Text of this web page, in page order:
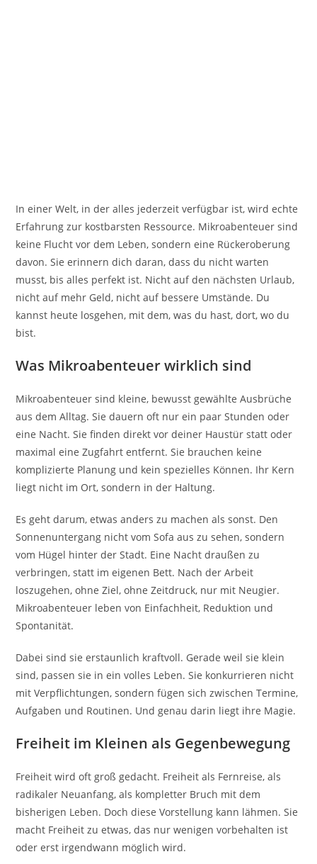
In einer Welt, in der alles jederzeit verfügbar ist, wird echte
Erfahrung zur kostbarsten Ressource. Mikroabenteuer sind
keine Flucht vor dem Leben, sondern eine Rückeroberung
davon. Sie erinnern dich daran, dass du nicht warten
musst, bis alles perfekt ist. Nicht auf den nächsten Urlaub,
nicht auf mehr Geld, nicht auf bessere Umstände. Du
kannst heute losgehen, mit dem, was du hast, dort, wo du
bist.
Was Mikroabenteuer wirklich sind
Mikroabenteuer sind kleine, bewusst gewählte Ausbrüche
aus dem Alltag. Sie dauern oft nur ein paar Stunden oder
eine Nacht. Sie finden direkt vor deiner Haustür statt oder
maximal eine Zugfahrt entfernt. Sie brauchen keine
komplizierte Planung und kein spezielles Können. Ihr Kern
liegt nicht im Ort, sondern in der Haltung.
Es geht darum, etwas anders zu machen als sonst. Den
Sonnenuntergang nicht vom Sofa aus zu sehen, sondern
vom Hügel hinter der Stadt. Eine Nacht draußen zu
verbringen, statt im eigenen Bett. Nach der Arbeit
loszugehen, ohne Ziel, ohne Zeitdruck, nur mit Neugier.
Mikroabenteuer leben von Einfachheit, Reduktion und
Spontanität.
Dabei sind sie erstaunlich kraftvoll. Gerade weil sie klein
sind, passen sie in ein volles Leben. Sie konkurrieren nicht
mit Verpflichtungen, sondern fügen sich zwischen Termine,
Aufgaben und Routinen. Und genau darin liegt ihre Magie.
Freiheit im Kleinen als Gegenbewegung
Freiheit wird oft groß gedacht. Freiheit als Fernreise, als
radikaler Neuanfang, als kompletter Bruch mit dem
bisherigen Leben. Doch diese Vorstellung kann lähmen. Sie
macht Freiheit zu etwas, das nur wenigen vorbehalten ist
oder erst irgendwann möglich wird.